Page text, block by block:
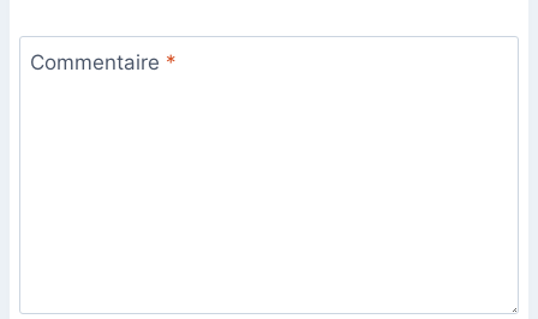
Commentaire *